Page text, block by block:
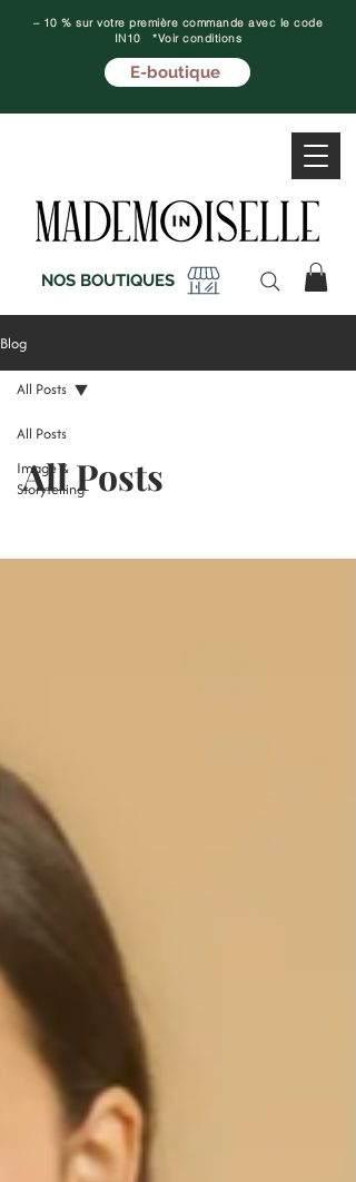
– 10 % sur votre première commande avec le code
IN10 *Voir conditions
E-boutique
NOS BOUTIQUES
Blog
All Posts
Image &
Storytelling
All Posts
All Posts